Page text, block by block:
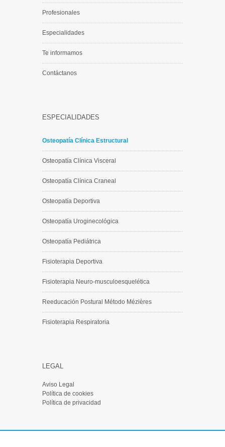
Profesionales
Especialidades
Te informamos
Contáctanos
ESPECIALIDADES
Osteopatía Clínica Estructural
Osteopatía Clínica Visceral
Osteopatía Clínica Craneal
Osteopatía Deportiva
Osteopatía Uroginecológica
Osteopatía Pediátrica
Fisioterapia Deportiva
Fisioterapia Neuro-musculoesquelética
Reeducación Postural Método Mézières
Fisioterapia Respiratoria
LEGAL
Aviso Legal
Política de cookies
Política de privacidad